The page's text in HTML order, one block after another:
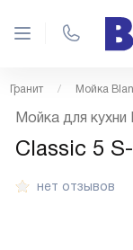
Гранит Мойка
нет отзывов
Мойка для кухни
Classic 5